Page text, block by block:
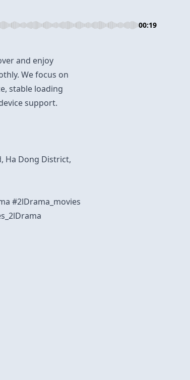
00:19
and enjoy
We focus on
stable loading
support.
Ha Dong District,
#2lDrama_movies